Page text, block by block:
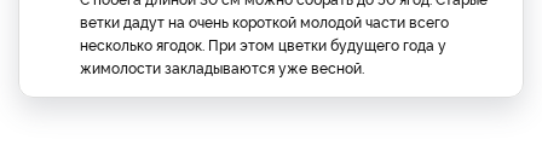
ветки дадут на очень короткой молодой части всего
несколько ягодок. При этом цветки будущего года у
жимолости закладываются уже весной.